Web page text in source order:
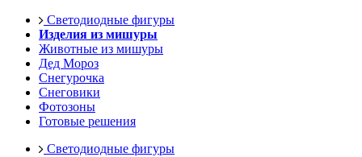
Светодиодные фигуры
Изделия из мишуры
Животные из мишуры
Дед Мороз
Снегурочка
Снеговики
Фотозоны
Готовые решения
Светодиодные фигуры